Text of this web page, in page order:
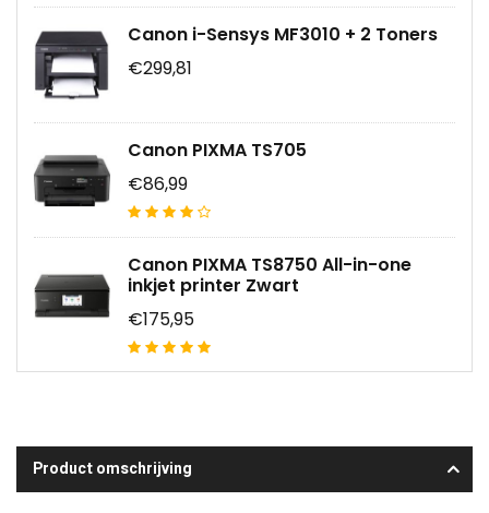
Canon i-Sensys MF3010 + 2 Toners
€299,81
Canon PIXMA TS705
€86,99
Canon PIXMA TS8750 All-in-one
inkjet printer Zwart
€175,95
Product omschrijving